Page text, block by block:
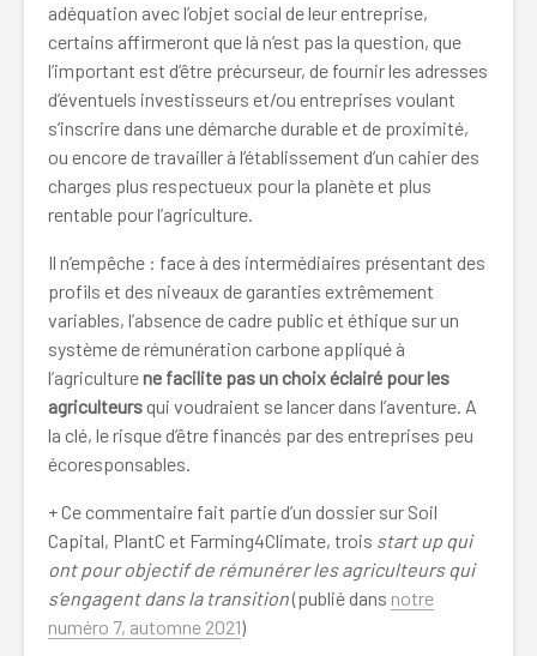
adéquation avec l’objet social de leur entreprise,
certains affirmeront que là n’est pas la question, que
l’important est d’être précurseur, de fournir les adresses
d’éventuels investisseurs et/ou entreprises voulant
s’inscrire dans une démarche durable et de proximité,
ou encore de travailler à l’établissement d’un cahier des
charges plus respectueux pour la planète et plus
rentable pour l’agriculture.
Il n’empêche : face à des intermédiaires présentant des
profils et des niveaux de garanties extrêmement
variables, l’absence de cadre public et éthique sur un
système de rémunération carbone appliqué à
l’agriculturene facilite pas un choix éclairé pour les
agriculteurs qui voudraient se lancer dans l’aventure. A
la clé, le risque d’être financés par des entreprises peu
écoresponsables.
+ Ce commentaire fait partie d’un dossier sur Soil
Capital, PlantC et Farming4Climate, trois start up qui
ont pour objectif de rémunérer les agriculteurs qui
s’engagent dans la transition(publié dans notre
numéro 7, automne 2021)